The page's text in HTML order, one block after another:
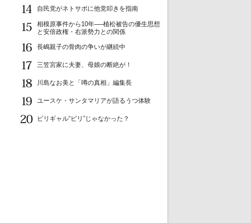
14
自民党がネトサポに他党叩きを指南
15
相模原事件から10年──植松被告の優生思想
と安倍政権・右派勢力との関係
16
長嶋親子の骨肉の争いが継続中
17
三笠宮家に夫妻、母娘の断絶が！
18
川島なお美と「噂の真相」編集長
19
ユースケ・サンタマリアが語るうつ体験
20
ビリギャル“ビリ”じゃなかった？